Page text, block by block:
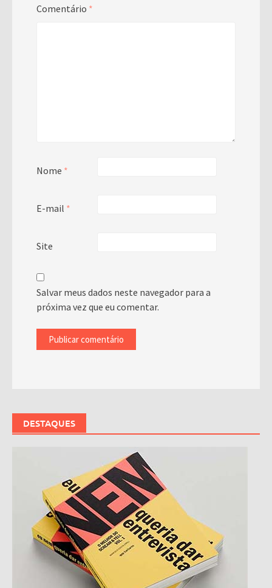
Comentário *
Nome *
E-mail *
Site
Salvar meus dados neste navegador para a
próxima vez que eu comentar.
DESTAQUES